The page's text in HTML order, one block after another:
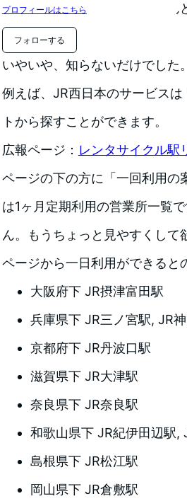
プロフィールはこちら
フォローする
レンタサイクルなんて「ほとん
ん」と思っていました。
いやいや、知らないだけでした
例えば、JR西日本のサービスは
トから探すことができます。
広報ページ： レンタサイクル駅
ページの下の方に「一回利用の
は1ヶ月定期利用の営業所一覧
ん。もうちょっと見やすくして
ページから一日利用ができると
大阪府下 JR摂津富田駅
兵庫県下 JR三ノ宮駅, JR
京都府下 JR丹波口駅
滋賀県下 JR大津駅
奈良県下 JR奈良駅
和歌山県下 JR紀伊田辺駅,
島根県下 JR松江駅
岡山県下 JR倉敷駅